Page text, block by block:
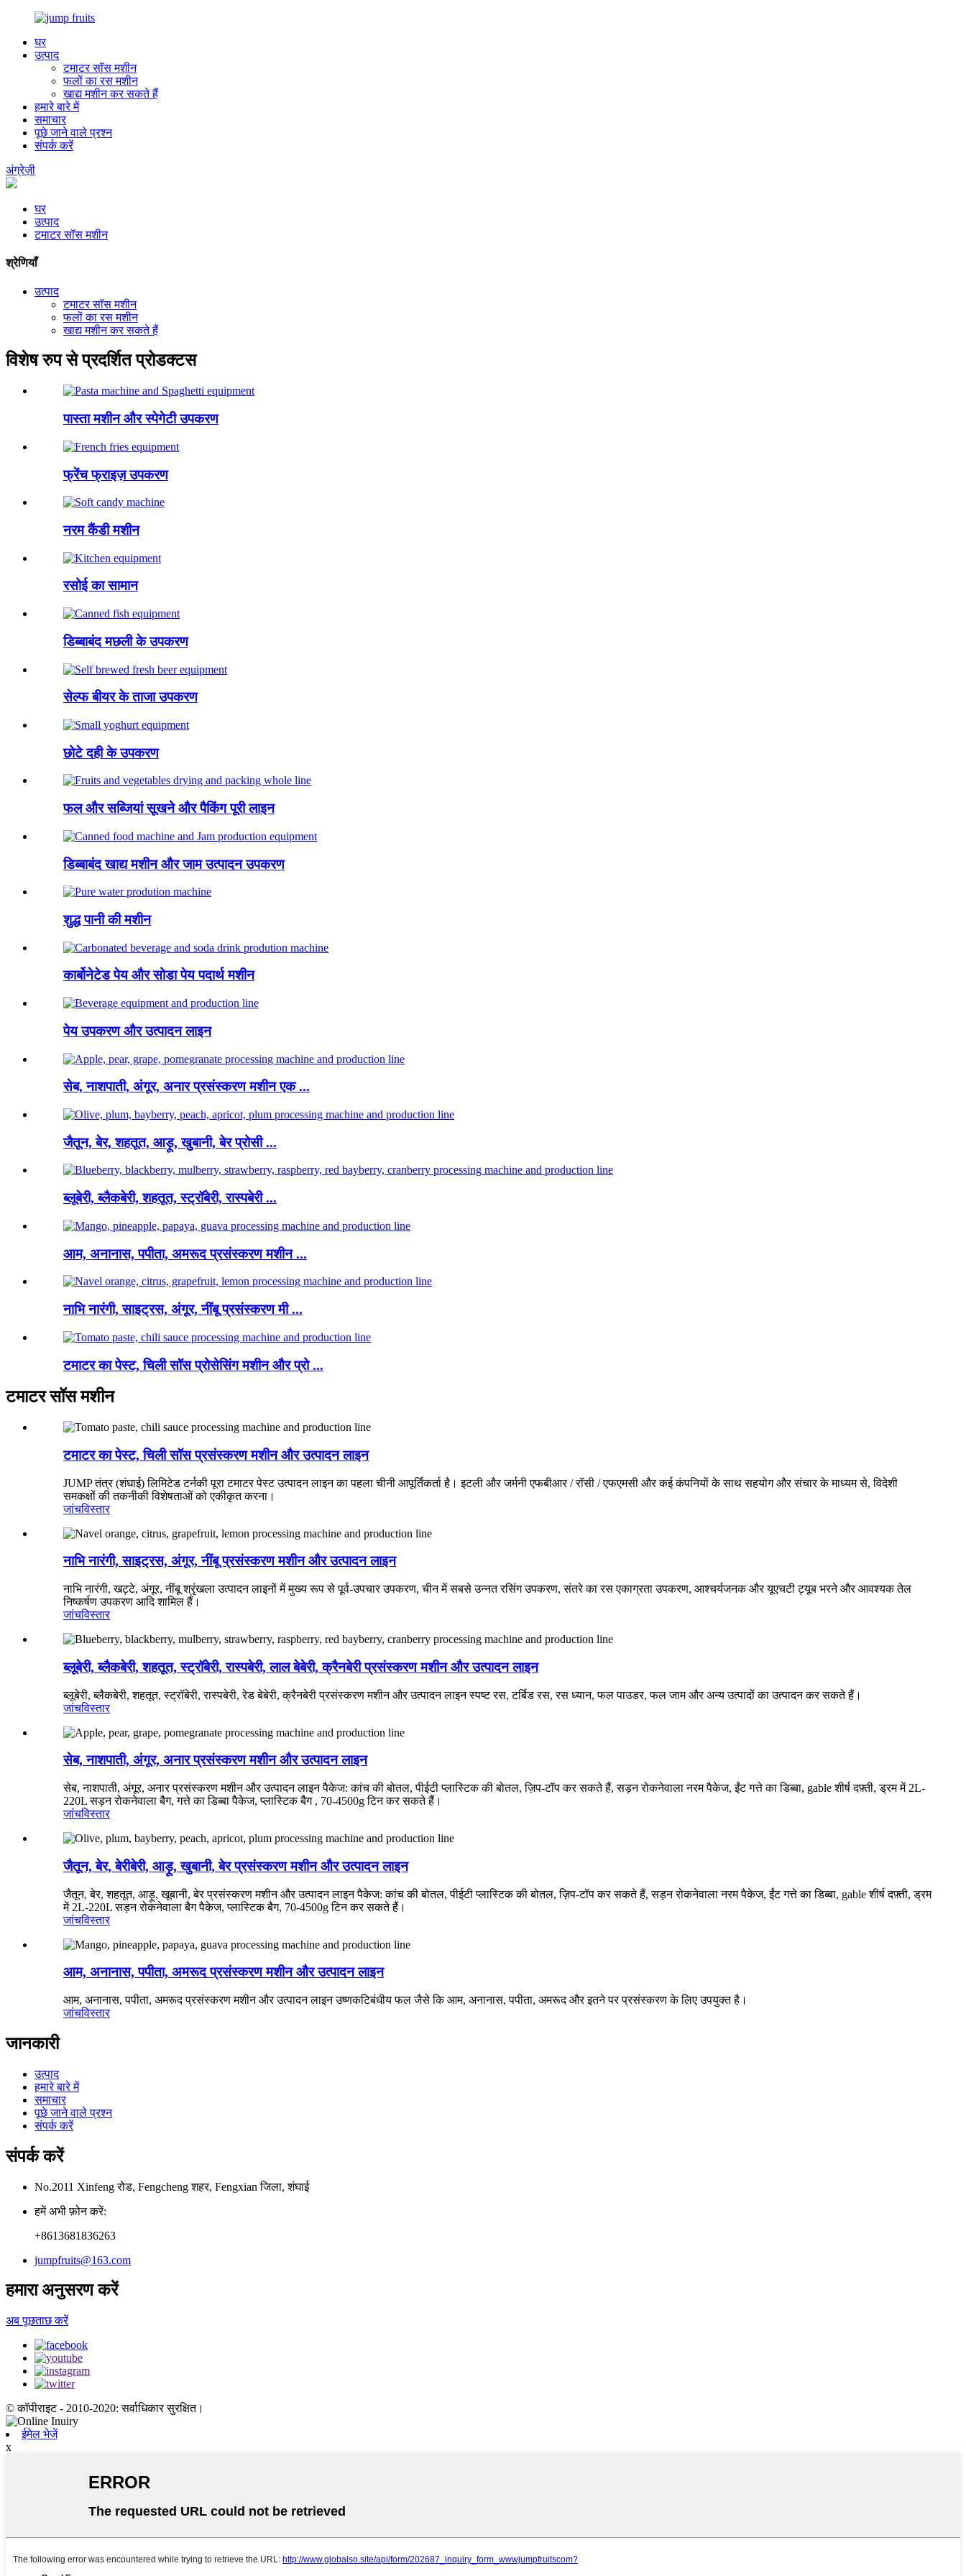
घर
उत्पाद
टमाटर सॉस मशीन
फलों का रस मशीन
खाद्य मशीन कर सकते हैं
हमारे बारे में
समाचार
पूछे जाने वाले प्रश्न
संपर्क करें
अंग्रेज़ी
घर
उत्पाद
टमाटर सॉस मशीन
श्रेणियाँ
उत्पाद
टमाटर सॉस मशीन
फलों का रस मशीन
खाद्य मशीन कर सकते हैं
विशेष रुप से प्रदर्शित प्रोडक्टस
पास्ता मशीन और स्पेगेटी उपकरण
फ्रेंच फ्राइज़ उपकरण
नरम कैंडी मशीन
रसोई का सामान
डिब्बाबंद मछली के उपकरण
सेल्फ बीयर के ताजा उपकरण
छोटे दही के उपकरण
फल और सब्जियां सूखने और पैकिंग पूरी लाइन
डिब्बाबंद खाद्य मशीन और जाम उत्पादन उपकरण
शुद्ध पानी की मशीन
कार्बोनेटेड पेय और सोडा पेय पदार्थ मशीन
पेय उपकरण और उत्पादन लाइन
सेब, नाशपाती, अंगूर, अनार प्रसंस्करण मशीन एक ...
जैतून, बेर, शहतूत, आड़ू, खुबानी, बेर प्रोसी ...
ब्लूबेरी, ब्लैकबेरी, शहतूत, स्ट्रॉबेरी, रास्पबेरी ...
आम, अनानास, पपीता, अमरूद प्रसंस्करण मशीन ...
नाभि नारंगी, साइट्रस, अंगूर, नींबू प्रसंस्करण मी ...
टमाटर का पेस्ट, चिली सॉस प्रोसेसिंग मशीन और प्रो ...
टमाटर सॉस मशीन
टमाटर का पेस्ट, चिली सॉस प्रसंस्करण मशीन और उत्पादन लाइन
JUMP तंत्र (शंघाई) लिमिटेड टर्नकी पूरा टमाटर पेस्ट उत्पादन लाइन का पहला चीनी आपूर्तिकर्ता है। इटली और जर्मनी एफबीआर / रॉसी / एफएमसी और कई कंपनियों के साथ सहयोग और संचार के माध्यम से, विदेशी
समकक्षों की तकनीकी विशेषताओं को एकीकृत करना।
जांचविस्तार
नाभि नारंगी, साइट्रस, अंगूर, नींबू प्रसंस्करण मशीन और उत्पादन लाइन
नाभि नारंगी, खट्टे, अंगूर, नींबू श्रृंखला उत्पादन लाइनों में मुख्य रूप से पूर्व-उपचार उपकरण, चीन में सबसे उन्नत रसिंग उपकरण, संतरे का रस एकाग्रता उपकरण, आश्चर्यजनक और यूएचटी ट्यूब भरने और आवश्यक तेल
निष्कर्षण उपकरण आदि शामिल हैं।
जांचविस्तार
ब्लूबेरी, ब्लैकबेरी, शहतूत, स्ट्रॉबेरी, रास्पबेरी, लाल बेबेरी, क्रैनबेरी प्रसंस्करण मशीन और उत्पादन लाइन
ब्लूबेरी, ब्लैकबेरी, शहतूत, स्ट्रॉबेरी, रास्पबेरी, रेड बेबेरी, क्रैनबेरी प्रसंस्करण मशीन और उत्पादन लाइन स्पष्ट रस, टर्बिड रस, रस ध्यान, फल ​​पाउडर, फल जाम और अन्य उत्पादों का उत्पादन कर सकते हैं।
जांचविस्तार
सेब, नाशपाती, अंगूर, अनार प्रसंस्करण मशीन और उत्पादन लाइन
सेब, नाशपाती, अंगूर, अनार प्रसंस्करण मशीन और उत्पादन लाइन पैकेज: कांच की बोतल, पीईटी प्लास्टिक की बोतल, ज़िप-टॉप कर सकते हैं, सड़न रोकनेवाला नरम पैकेज, ईंट गत्ते का डिब्बा, gable शीर्ष दफ़्ती, ड्रम में 2L-
220L सड़न रोकनेवाला बैग, गत्ते का डिब्बा पैकेज, प्लास्टिक बैग , 70-4500g टिन कर सकते हैं।
जांचविस्तार
जैतून, बेर, बेरीबेरी, आड़ू, खुबानी, बेर प्रसंस्करण मशीन और उत्पादन लाइन
जैतून, बेर, शहतूत, आड़ू, खूबानी, बेर प्रसंस्करण मशीन और उत्पादन लाइन पैकेज: कांच की बोतल, पीईटी प्लास्टिक की बोतल, ज़िप-टॉप कर सकते हैं, सड़न रोकनेवाला नरम पैकेज, ईंट गत्ते का डिब्बा, gable शीर्ष दफ़्ती, ड्रम
में 2L-220L सड़न रोकनेवाला बैग पैकेज, प्लास्टिक बैग, 70-4500g टिन कर सकते हैं।
जांचविस्तार
आम, अनानास, पपीता, अमरूद प्रसंस्करण मशीन और उत्पादन लाइन
आम, अनानास, पपीता, अमरूद प्रसंस्करण मशीन और उत्पादन लाइन उष्णकटिबंधीय फल जैसे कि आम, अनानास, पपीता, अमरूद और इतने पर प्रसंस्करण के लिए उपयुक्त है।
जांचविस्तार
जानकारी
उत्पाद
हमारे बारे में
समाचार
पूछे जाने वाले प्रश्न
संपर्क करें
संपर्क करें
No.2011 Xinfeng रोड, Fengcheng शहर, Fengxian जिला, शंघाई
हमें अभी फ़ोन करें:
+8613681836263
jumpfruits@163.com
हमारा अनुसरण करें
अब पूछताछ करें
© कॉपीराइट - 2010-2020: सर्वाधिकार सुरक्षित।
ईमेल भेजें
x